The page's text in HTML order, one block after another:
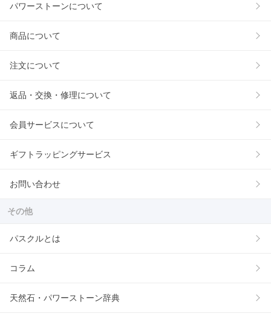
パワーストーンについて
商品について
注文について
返品・交換・修理について
会員サービスについて
ギフトラッピングサービス
お問い合わせ
その他
パスクルとは
コラム
天然石・パワーストーン辞典